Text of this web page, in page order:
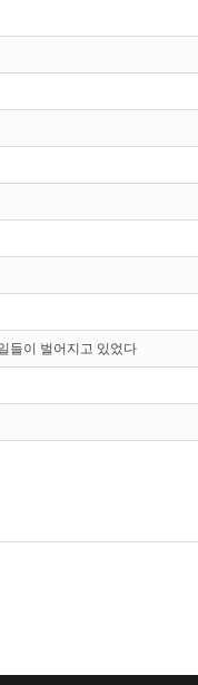
들이 벌어지고 있었다